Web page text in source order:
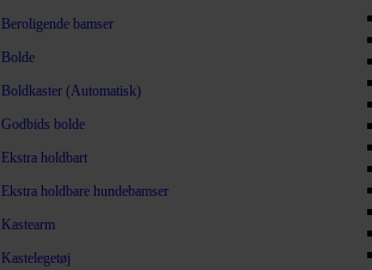
Beroligende bamser
Bolde
Boldkaster (Automatisk)
Godbids bolde
Ekstra holdbart
Ekstra holdbare hundebamser
Kastearm
Kastelegetøj